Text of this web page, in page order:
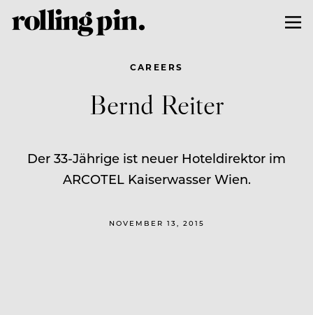
CAREERS
Bernd Reiter
Der 33-Jährige ist neuer Hoteldirektor im
ARCOTEL Kaiserwasser Wien.
NOVEMBER 13, 2015